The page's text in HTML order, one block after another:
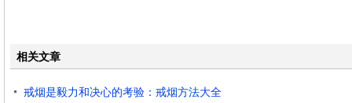
相关文章
戒烟是毅力和决心的考验：戒烟方法大全